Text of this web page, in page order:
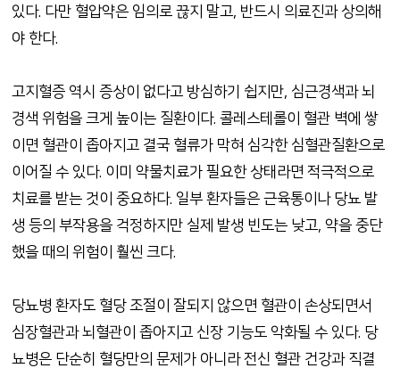
있다. 다만 혈압약은 임의로 끊지 말고, 반드시 의료진과 상의해
야 한다.
고지혈증 역시 증상이 없다고 방심하기 쉽지만, 심근경색과 뇌
경색 위험을 크게 높이는 질환이다.콜레스테롤이 혈관 벽에 쌓
이면 혈관이 좁아지고 결국 혈류가 막혀 심각한 심혈관질환으로
이어질 수 있다. 이미 약물치료가 필요한 상태라면 적극적으로
치료를 받는 것이 중요하다. 일부 환자들은 근육통이나 당뇨 발
생 등의 부작용을 걱정하지만 실제 발생 빈도는 낮고,약을 중단
했을 때의 위험이 훨씬 크다.
당뇨병 환자도 혈당 조절이 잘되지 않으면 혈관이 손상되면서
심장혈관과 뇌혈관이 좁아지고 신장 기능도 악화될 수 있다. 당
뇨병은 단순히 혈당만의 문제가 아니라 전신 혈관 건강과 직결